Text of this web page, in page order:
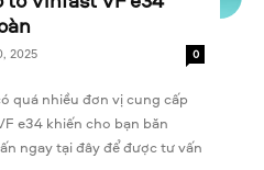
2025 0
quá nhiều đơn vị cung cấp
e34 khiến cho bạn băn
ngay tại đây để được tư vấn